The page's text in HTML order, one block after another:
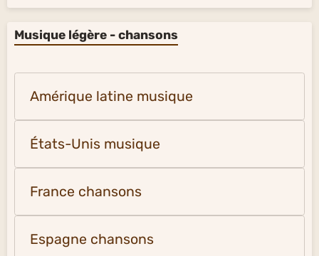
Musique légère - chansons
Amérique latine musique
États-Unis musique
France chansons
Espagne chansons